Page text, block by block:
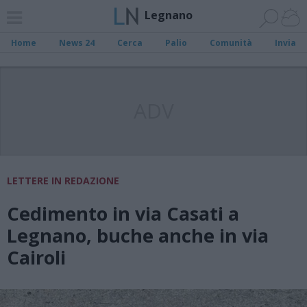
Legnano
Home News 24 Cerca Palio Comunità Invia
LETTERE IN REDAZIONE
Cedimento in via Casati a
Legnano, buche anche in via
Cairoli